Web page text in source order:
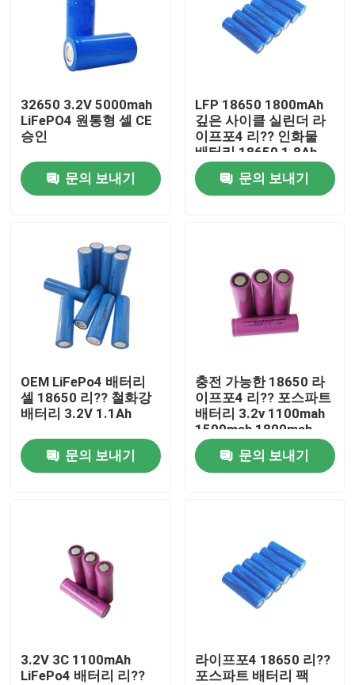
제품 소개
VR 쇼
회사 소개
공장 투어
품질 관리
리튬 이온 라이프포4 전지
32650 3.2V 5000mah
LiFePO4 원통형 셀 CE
승인
문의 보내기
LFP 18650 1800mAh
깊은 사이클 실린더 라
이프포4 리?? 인화물
배터리 18650 1.8Ah
3.2v
문의 보내기
OEM LiFePo4 배터리
셀 18650 리?? 철화강
배터리 3.2V 1.1Ah
문의 보내기
충전 가능한 18650 라
이프포4 리?? 포스파트
배터리 3.2v 1100mah
1500mah 1800mah
문의 보내기
3.2V 3C 1100mAh
LiFePo4 배터리 리??
라이프포4 18650 리??
포스파트 배터리 팩